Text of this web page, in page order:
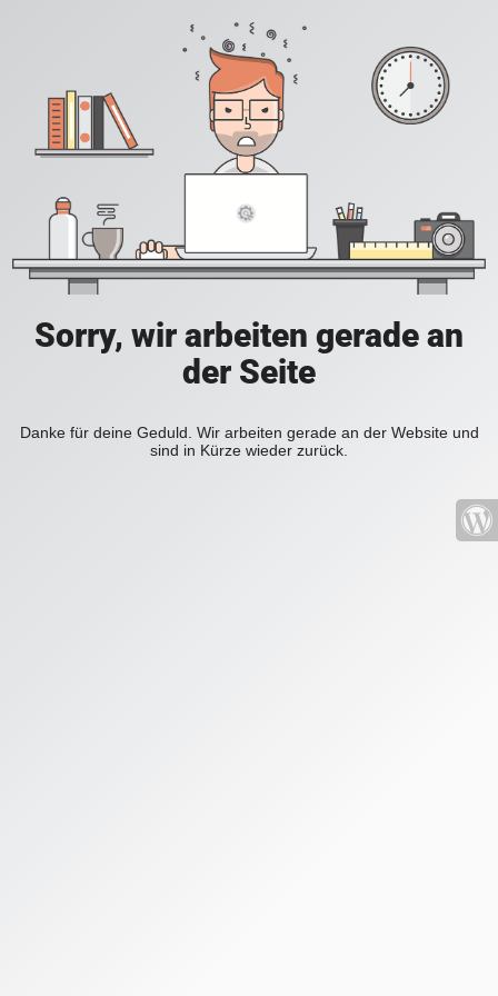
Sorry, wir arbeiten gerade an
der Seite
Danke für deine Geduld. Wir arbeiten gerade an der Website und
sind in Kürze wieder zurück.